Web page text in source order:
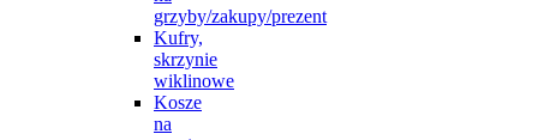
grzyby/zakupy/prezent
Kufry,
skrzynie
wiklinowe
Kosze
na